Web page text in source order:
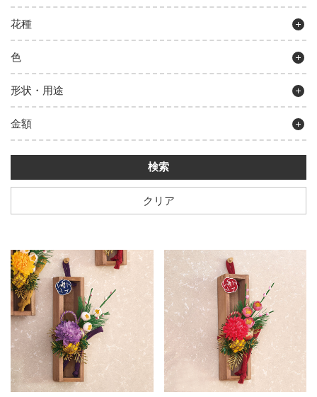
花種
色
形状・用途
金額
クリア